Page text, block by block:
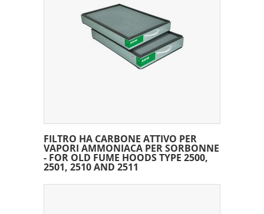
FILTRO HA CARBONE ATTIVO PER
VAPORI AMMONIACA PER SORBONNE
- FOR OLD FUME HOODS TYPE 2500,
2501, 2510 AND 2511